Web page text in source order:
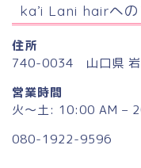
ka’i Lani hairへ
住所
740-0034 山口県
営業時間
火〜土: 10:00 AM –
080-1922-9596